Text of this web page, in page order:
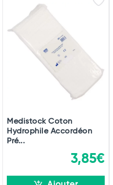
Medistock Coton
Hydrophile Accordéon
Pré...
3,85€